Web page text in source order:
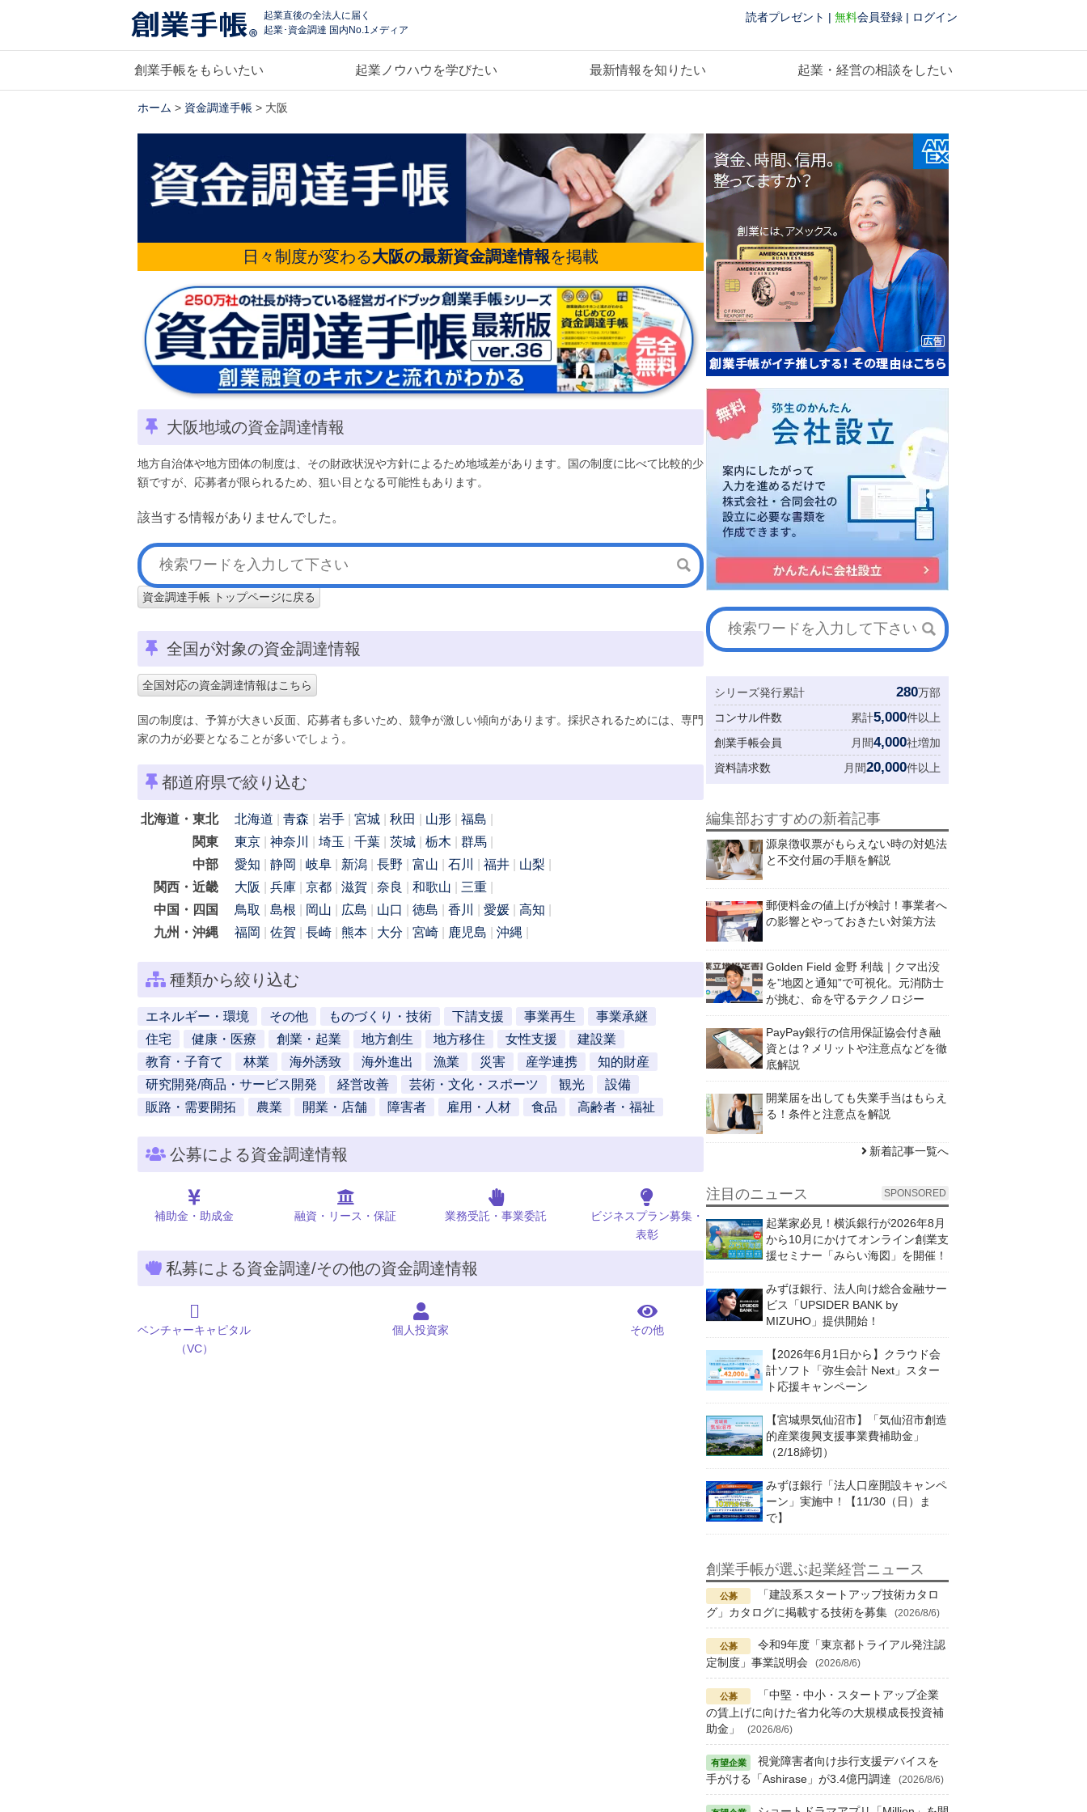
起業直後の全法人に届く
起業･資金調達 国内No.1メディア
読者プレゼント | 無料会員登録 | ログイン
創業手帳をもらいたい 起業ノウハウを学びたい 最新情報を知りたい 起業・経営の相談をしたい
ホーム > 資金調達手帳 > 大阪
日々制度が変わる大阪の最新資金調達情報を掲載
大阪地域の資金調達情報
地方自治体や地方団体の制度は、その財政状況や方針によるため地域差があります。国の制度に比べて比較的少
額ですが、応募者が限られるため、狙い目となる可能性もあります。
該当する情報がありませんでした。
資金調達手帳 トップページに戻る
全国が対象の資金調達情報
全国対応の資金調達情報はこちら
国の制度は、予算が大きい反面、応募者も多いため、競争が激しい傾向があります。採択されるためには、専門
家の力が必要となることが多いでしょう。
都道府県で絞り込む
北海道・東北 北海道 青森 岩手 宮城 秋田 山形
福島
関東
東京 神奈川 埼玉 千葉 茨城 栃木
群馬
中部
愛知 静岡 岐阜 新潟 長野 富山 石川 福井
山梨
関西・近畿
大阪 兵庫 京都 滋賀 奈良 和歌山
三重
中国・四国
鳥取 島根 岡山 広島 山口 徳島 香川 愛媛
高知
九州・沖縄
福岡 佐賀 長崎 熊本 大分 宮崎 鹿児島 沖縄
種類から絞り込む
エネルギー・環境 その他 ものづくり・技術 下請支援 事業再生
事業承継
住宅
健康・医療 創業・起業 地方創生 地方移住 女性支援
建設業
教育・子育て
林業 海外誘致 海外進出 漁業 災害 産学連携
知的財産
研究開発/商品・サービス開発
経営改善 芸術・文化・スポーツ 観光
設備
販路・需要開拓
農業 開業・店舗 障害者 雇用・人材 食品 高齢者・福祉
公募による資金調達情報
補助金・助成金 融資・リース・保証 業務受託・事業委託
ビジネスプラン募集・
表彰
私募による資金調達/その他の資金調達情報
ベンチャーキャピタル
（VC）
個人投資家 その他
シリーズ発行累計 280万部
コンサル件数
累計5,000件以上
創業手帳会員
月間4,000社増加
資料請求数
月間20,000件以上
編集部おすすめの新着記事
源泉徴収票がもらえない時の対処法
と不交付届の手順を解説
郵便料金の値上げが検討！事業者へ
の影響とやっておきたい対策方法
Golden Field 金野 利哉｜クマ出没
を”地図と通知”で可視化。元消防士
が挑む、命を守るテクノロジー
PayPay銀行の信用保証協会付き融
資とは？メリットや注意点などを徹
底解説
開業届を出しても失業手当はもらえ
る！条件と注意点を解説
新着記事一覧へ
注目のニュース SPONSORED
起業家必見！横浜銀行が2026年8月
から10月にかけてオンライン創業支
援セミナー「みらい海図」を開催！
みずほ銀行、法人向け総合金融サー
ビス「UPSIDER BANK by
MIZUHO」提供開始！
【2026年6月1日から】クラウド会
計ソフト「弥生会計 Next」スター
ト応援キャンペーン
【宮城県気仙沼市】「気仙沼市創造
的産業復興支援事業費補助金」
（2/18締切）
みずほ銀行「法人口座開設キャンペ
ーン」実施中！【11/30（日）ま
で】
創業手帳が選ぶ起業経営ニュース
「建設系スタートアップ技術カタロ
グ」カタログに掲載する技術を募集
(2026/8/6)
令和9年度「東京都トライアル発注認
定制度」事業説明会
(2026/8/6)
「中堅・中小・スタートアップ企業
の賃上げに向けた省力化等の大規模成長投資補
助金」
(2026/8/6)
視覚障害者向け歩行支援デバイスを
手がける「Ashirase」が3.4億円調達
(2026/8/6)